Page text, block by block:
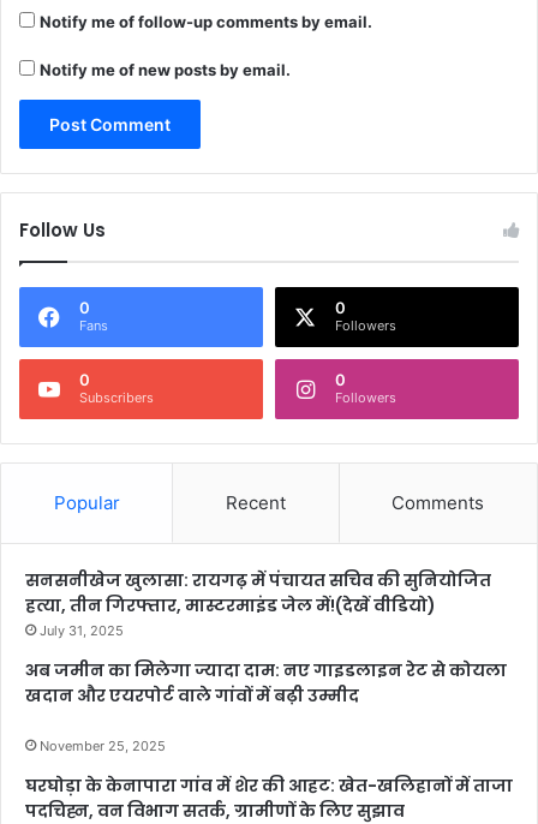
Notify me of follow-up comments by email.
Notify me of new posts by email.
Follow Us
0
Fans
0
Followers
0
Subscribers
0
Followers
Popular Recent Comments
सनसनीखेज खुलासा: रायगढ़ में पंचायत सचिव की सुनियोजित
हत्या, तीन गिरफ्तार, मास्टरमाइंड जेल में!(देखें वीडियो)
July 31, 2025
अब जमीन का मिलेगा ज्यादा दाम: नए गाइडलाइन रेट से कोयला
खदान और एयरपोर्ट वाले गांवों में बढ़ी उम्मीद
November 25, 2025
घरघोड़ा के केनापारा गांव में शेर की आहट: खेत-खलिहानों में ताजा
पदचिह्न, वन विभाग सतर्क, ग्रामीणों के लिए सुझाव